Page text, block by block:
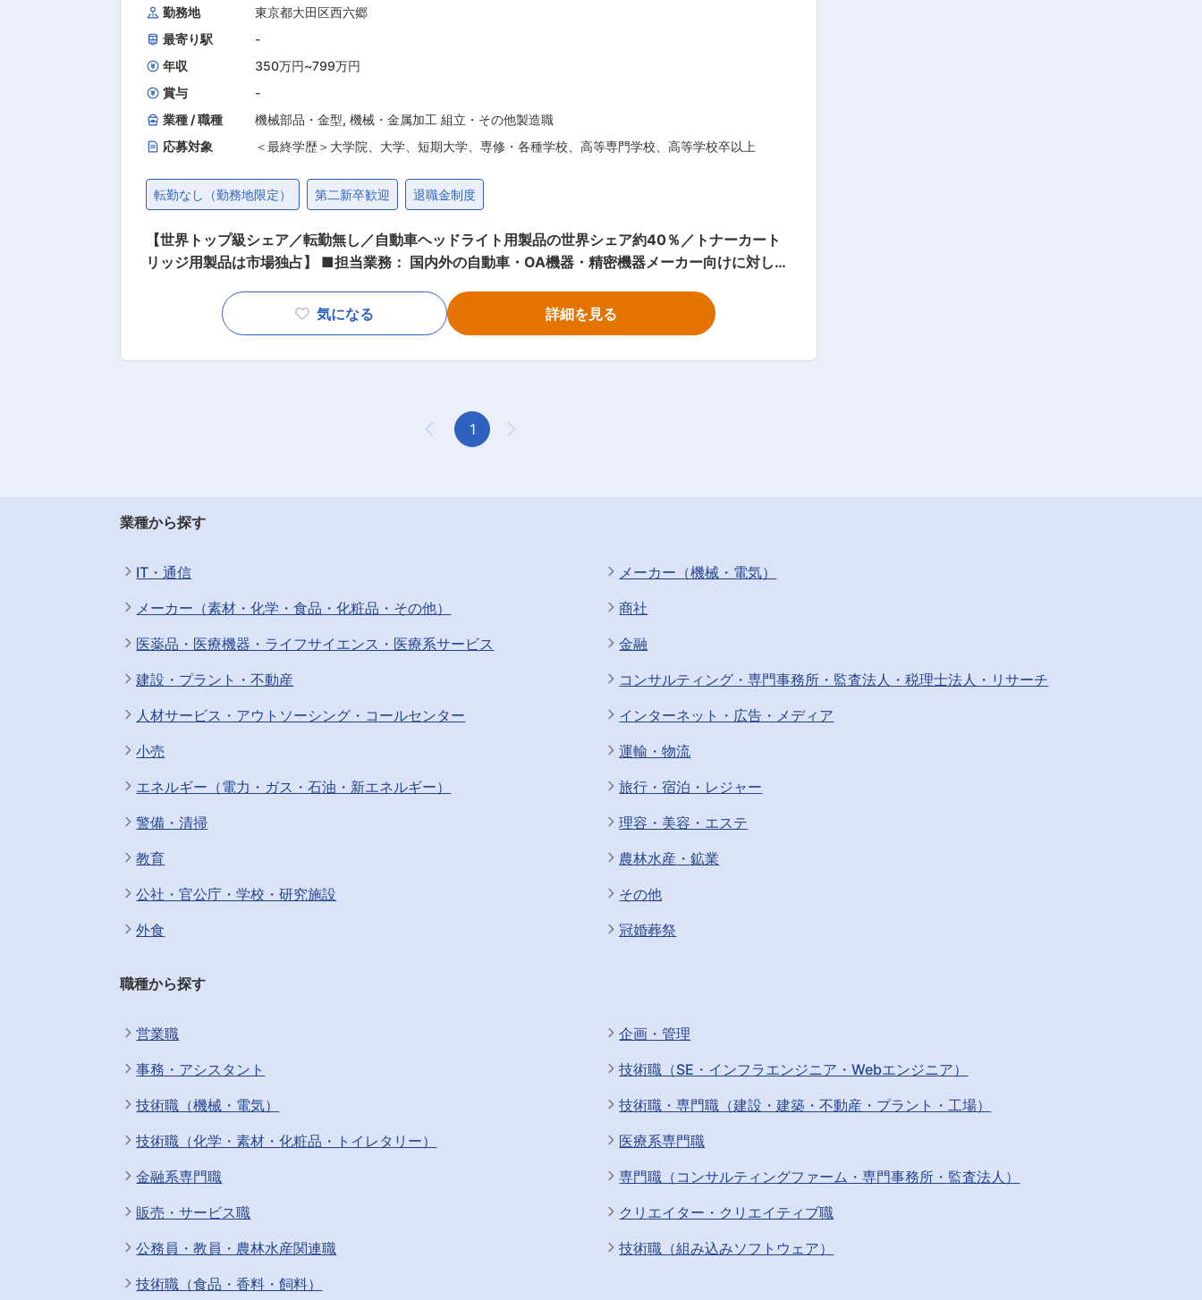
のほとんどは定時で退社しており、プライベートとの両立を実現できる環境です。業務効率を常に改
善するよう努めており、毎月業務フローの見直しを行っております。担当に過度な案件を与えないと
いう方針であり、担当の業務量を鑑みた上で、担当業務を割り振っております。 ・教育体制：入社
後集合研修2日間、会社概要、技術概要の研修を行います。 その後は担当部署にて適宜OJT研修を実
大手OA機器メーカーの部品に採用されているなど、世界中で当社製品は利用されております。自動
車のドアロックに使われるスプリングは、約7,000万回の開閉テストにクリアしないと導入されず、
勤務地
東京都大田区西六郷
最寄り駅
-
年収
350万円~799万円
賞与
-
業種 / 職種
機械部品・金型, 機械・金属加工 組立・その他製造職
応募対象
＜最終学歴＞大学院、大学、短期大学、専修・各種学校、高等専門学校、高等学校卒以上
転勤なし（勤務地限定） 第二新卒歓迎 退職金制度
【世界トップ級シェア／転勤無し／自動車ヘッドライト用製品の世界シェア約40％／トナーカート
リッジ用製品は市場独占】 ■担当業務： 国内外の自動車・OA機器・精密機器メーカー向けに対し
トする。 機械の調整を行い、プレス品を製造。 製品を次の工程へ回す。 ２．線ばね製造 線ばね製造
ドライト用製品は40%と高い世界シェアとなっております】 当社が製造するばねは大量生産製品で
はないため、顧客の要望を反映させたオーダーメイドな製品を製造しております。主に自動車やOA
き方の魅力】 社員のほとんどは定時で退社しており、プライベートとの両立を実現できる環境で
度な案件を与えないという方針であり、担当の業務量を鑑みた上で、担当業務を割り振っておりま
す。 ・教育体制：入社後集合研修2日間、会社概要、技術概要の研修を行います。 その後は担当部署
にて適宜OJT研修を実施いたします。 【企業の魅力】 ・某大手自動車メーカーなどの部品にも採
用：某大手自動車企業や大手OA機器メーカーの部品に採用されているなど、世界中で当社製品は利
アしないと導入されず、当社の製品はその基準をクリアしている数少ない企業です。 変更の範囲：
会社の定める業務
気になる 詳細を見る
Previous Page
1
Next Page
業種から探す
IT・通信
メーカー（機械・電気）
メーカー（素材・化学・食品・化粧品・その他）
商社
医薬品・医療機器・ライフサイエンス・医療系サービス
金融
建設・プラント・不動産
コンサルティング・専門事務所・監査法人・税理士法人・リサーチ
人材サービス・アウトソーシング・コールセンター
インターネット・広告・メディア
小売
運輸・物流
エネルギー（電力・ガス・石油・新エネルギー）
旅行・宿泊・レジャー
警備・清掃
理容・美容・エステ
教育
農林水産・鉱業
公社・官公庁・学校・研究施設
その他
外食
冠婚葬祭
職種から探す
営業職
企画・管理
事務・アシスタント
技術職（SE・インフラエンジニア・Webエンジニア）
技術職（機械・電気）
技術職・専門職（建設・建築・不動産・プラント・工場）
技術職（化学・素材・化粧品・トイレタリー）
医療系専門職
金融系専門職
専門職（コンサルティングファーム・専門事務所・監査法人）
販売・サービス職
クリエイター・クリエイティブ職
公務員・教員・農林水産関連職
技術職（組み込みソフトウェア）
技術職（食品・香料・飼料）